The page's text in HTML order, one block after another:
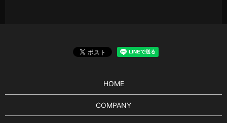
HOME
COMPANY